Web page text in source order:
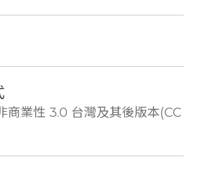
商業性 3.0 台灣及其後版本(CC